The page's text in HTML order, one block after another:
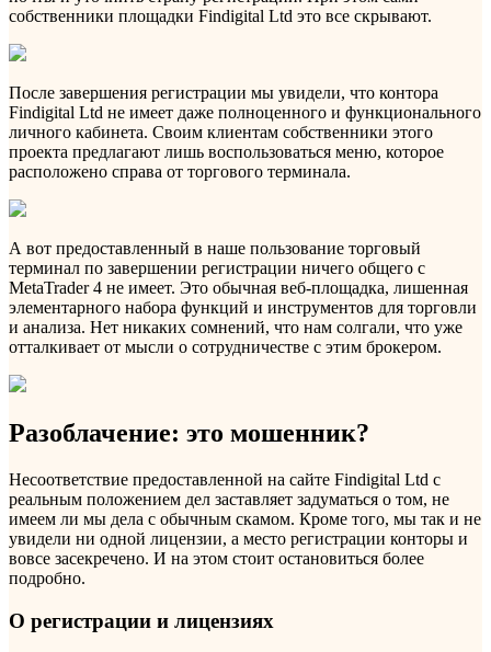
собственники площадки Findigital Ltd это все скрывают.
После завершения регистрации мы увидели, что контора
Findigital Ltd не имеет даже полноценного и функционального
личного кабинета. Своим клиентам собственники этого
проекта предлагают лишь воспользоваться меню, которое
расположено справа от торгового терминала.
А вот предоставленный в наше пользование торговый
терминал по завершении регистрации ничего общего с
MetaTrader 4 не имеет. Это обычная веб-площадка, лишенная
элементарного набора функций и инструментов для торговли
и анализа. Нет никаких сомнений, что нам солгали, что уже
отталкивает от мысли о сотрудничестве с этим брокером.
Разоблачение: это мошенник?
Несоответствие предоставленной на сайте Findigital Ltd с
реальным положением дел заставляет задуматься о том, не
имеем ли мы дела с обычным скамом. Кроме того, мы так и не
увидели ни одной лицензии, а место регистрации конторы и
вовсе засекречено. И на этом стоит остановиться более
подробно.
О регистрации и лицензиях